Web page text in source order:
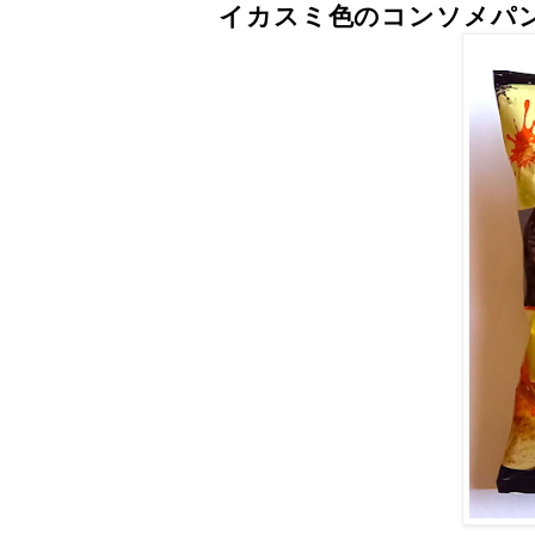
イカスミ色のコンソメパ